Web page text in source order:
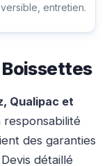
entretien.
Boissettes
Qualipac et
responsabilité
des garanties
détaillé